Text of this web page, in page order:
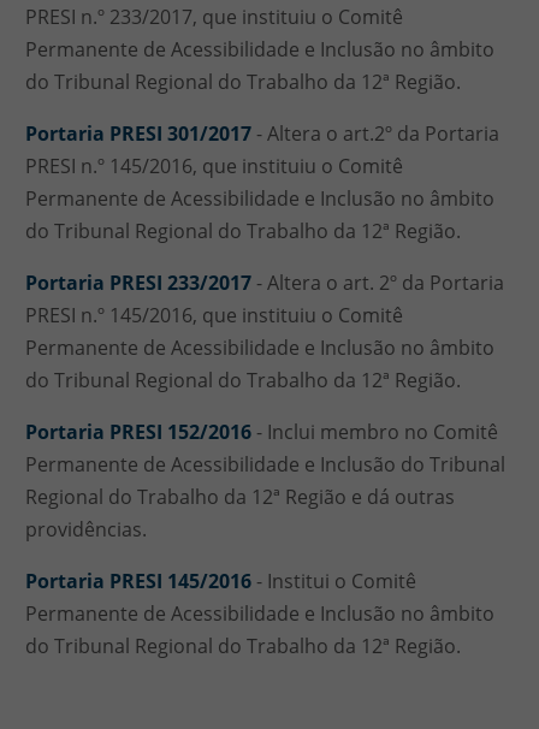
PRESI n.º 233/2017, que instituiu o Comitê
Permanente de Acessibilidade e Inclusão no âmbito
do Tribunal Regional do Trabalho da 12ª Região.
Portaria PRESI 301/2017 - Altera o art.2º da Portaria
PRESI n.º 145/2016, que instituiu o Comitê
Permanente de Acessibilidade e Inclusão no âmbito
do Tribunal Regional do Trabalho da 12ª Região.
Portaria PRESI 233/2017 - Altera o art. 2º da Portaria
PRESI n.º 145/2016, que instituiu o Comitê
Permanente de Acessibilidade e Inclusão no âmbito
do Tribunal Regional do Trabalho da 12ª Região.
Portaria PRESI 152/2016 - Inclui membro no Comitê
Permanente de Acessibilidade e Inclusão do Tribunal
Regional do Trabalho da 12ª Região e dá outras
providências.
Portaria PRESI 145/2016 - Institui o Comitê
Permanente de Acessibilidade e Inclusão no âmbito
do Tribunal Regional do Trabalho da 12ª Região.